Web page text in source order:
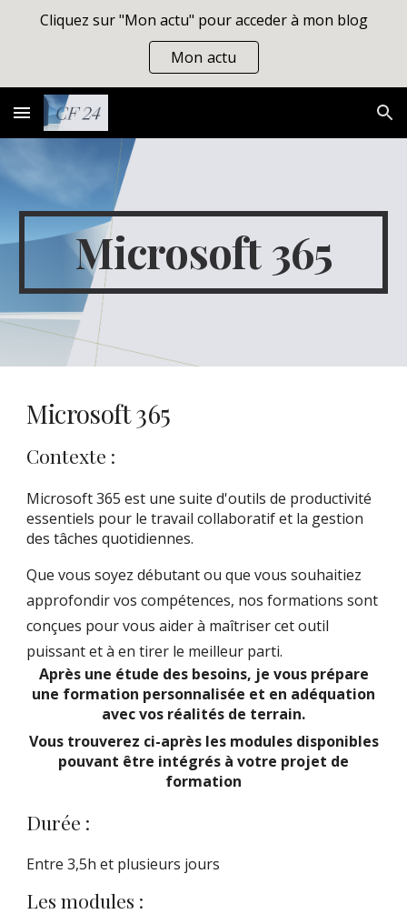
Skip to main content Skip to navigation
Cliquez sur "Mon actu" pour acceder à mon blog
Mon actu
Microsoft 365
Microsoft 365
Contexte :
Microsoft 365 est une suite d'outils de productivité
essentiels pour le travail collaboratif et la gestion
des tâches quotidiennes.
Que vous soyez débutant ou que vous souhaitiez
approfondir vos compétences, nos formations sont
conçues pour vous aider à maîtriser cet outil
puissant et à en tirer le meilleur parti.
Après une étude des besoins, je vous prépare
une formation personnalisée et en adéquation
avec vos réalités de terrain.
Vous trouverez ci-après les modules disponibles
pouvant être intégrés à votre projet de
formation
Durée :
Entre 3,5h et plusieurs jours
Les modules :